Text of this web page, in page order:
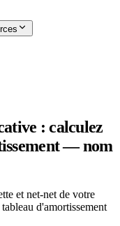
: calculez
— nom
et net-net de votre
d'amortissement